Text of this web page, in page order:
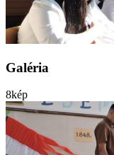
Galéria
8kép